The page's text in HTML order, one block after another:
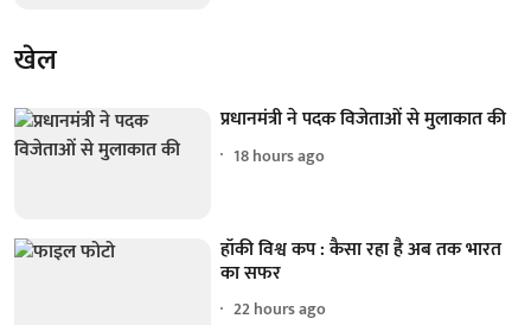
खेल
प्रधानमंत्री ने पदक विजेताओं से मुलाकात की
18 hours ago
हॉकी विश्व कप : कैसा रहा है अब तक भारत
का सफर
22 hours ago